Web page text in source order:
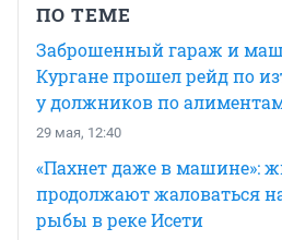
ПО ТЕМЕ
Заброшенный гараж и
Кургане прошел рейд по
у должников по
29 мая, 12:40
«Пахнет даже в машине»:
продолжают жаловаться
рыбы в реке Исети